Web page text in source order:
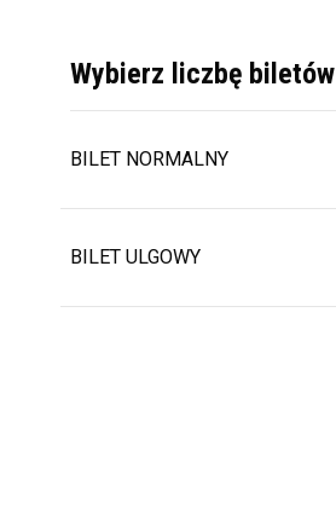
Wybierz liczbę biletów
BILET NORMALNY
BILET ULGOWY